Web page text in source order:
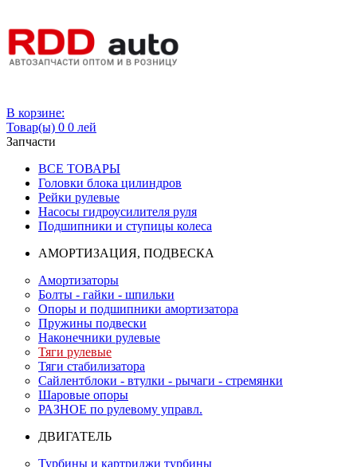
В корзине:
Товар(ы) 0 0 лей
Запчасти
ВСЕ ТОВАРЫ
Головки блока цилиндров
Рейки рулевые
Насосы гидроусилителя руля
Подшипники и ступицы колеса
АМОРТИЗАЦИЯ, ПОДВЕСКА
Амортизаторы
Болты - гайки - шпильки
Опоры и подшипники амортизатора
Пружины подвески
Наконечники рулевые
Тяги рулевые
Тяги стабилизатора
Сайлентблоки - втулки - рычаги - стремянки
Шаровые опоры
РАЗНОЕ по рулевому управл.
ДВИГАТЕЛЬ
Турбины и картриджи турбины